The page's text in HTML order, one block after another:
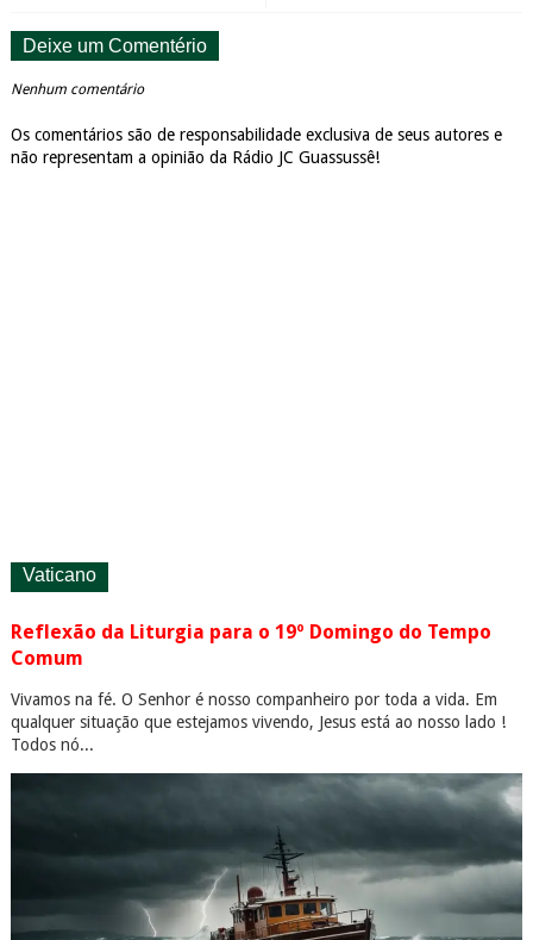
Deixe um Comentério
Nenhum comentário
Os comentários são de responsabilidade exclusiva de seus autores e
não representam a opinião da Rádio JC Guassussê!
Vaticano
Reflexão da Liturgia para o 19º Domingo do Tempo
Comum
Vivamos na fé. O Senhor é nosso companheiro por toda a vida. Em
qualquer situação que estejamos vivendo, Jesus está ao nosso lado !
Todos nó...